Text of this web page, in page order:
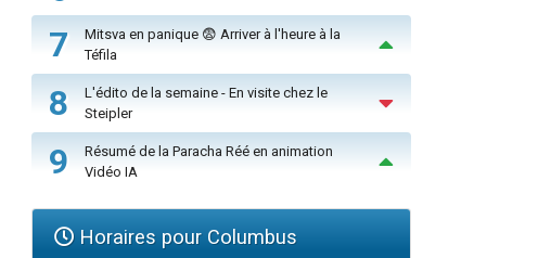
7
Mitsva en panique 😨 Arriver à l'heure à la
Téfila
8
L'édito de la semaine - En visite chez le
Steipler
9
Résumé de la Paracha Réé en animation
Vidéo IA
Horaires pour Columbus